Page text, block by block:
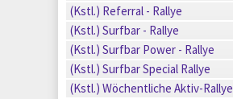
(Kstl.) Referral - Rallye
(Kstl.) Surfbar - Rallye
(Kstl.) Surfbar Power - Rallye
(Kstl.) Surfbar Special Rallye
(Kstl.) Wöchentliche Aktiv-Rallye